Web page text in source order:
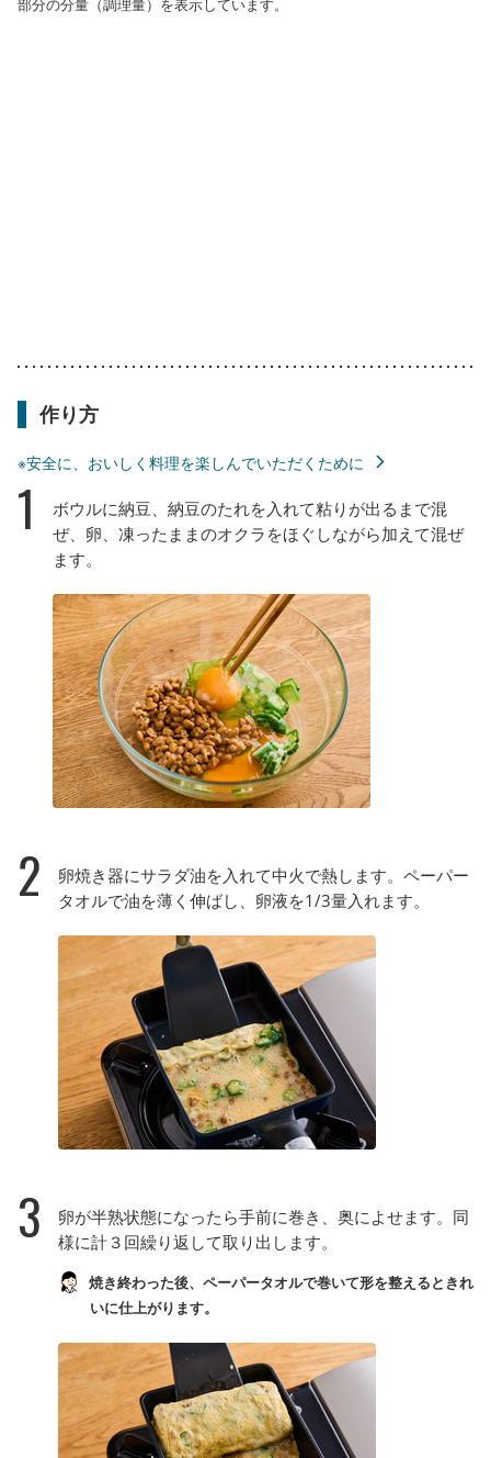
部分の分量（調理量）を表示しています。
作り方
※安全に、おいしく料理を楽しんでいただくために
1
ボウルに納豆、納豆のたれを入れて粘りが出るまで混
ぜ、卵、凍ったままのオクラをほぐしながら加えて混ぜ
ます。
2
卵焼き器にサラダ油を入れて中火で熱します。ペーパー
タオルで油を薄く伸ばし、卵液を1/3量入れます。
3
卵が半熟状態になったら手前に巻き、奥によせます。同
様に計３回繰り返して取り出します。
焼き終わった後、ペーパータオルで巻いて形を整えるときれ
いに仕上がります。